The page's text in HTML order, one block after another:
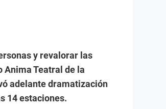
y revalorar las
Anima Teatral de la
adelante dramatización
14 estaciones.